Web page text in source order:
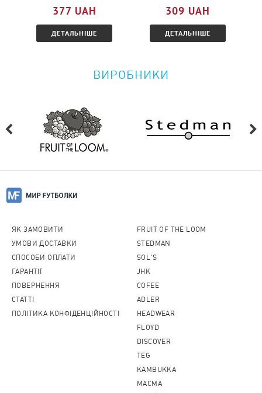
ознайомтеся з умовами.
377 UAH
ДЕТАЛЬНІШЕ
309 UAH
ДЕТАЛЬНІШЕ
ВИРОБНИКИ
ЯК ЗАМОВИТИ
УМОВИ ДОСТАВКИ
СПОСОБИ ОПЛАТИ
ГАРАНТІЇ
ПОВЕРНЕННЯ
CТАТТІ
ПОЛІТИКА КОНФІДЕНЦІЙНОСТІ
FRUIT OF THE LOOM
STEDMAN
SOL'S
JHK
COFEE
ADLER
HEADWEAR
FLOYD
DISCOVER
TEG
KAMBUKKA
MACMA